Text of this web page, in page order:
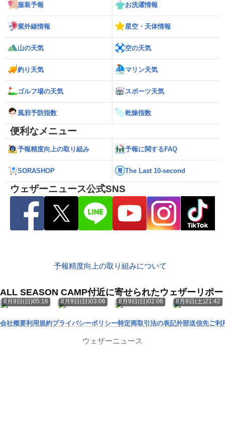
服装予報 お洗濯情報
紫外線情報 星空・天体情報
山の天気 空の天気
釣り天気 マリン天気
ゴルフ場の天気 スポーツ天気
風邪予防指数 乾燥指数
便利なメニュー
予報精度向上の取り組み 予報に関するFAQ
SORASHOP The Last 10-second
ウェザーニュース公式SNS
予報精度向上の取り組みについて
ALL SEASON CAMP付近に寄せられたウェザーリポー
8月9日(日)05:16 8月9日(日)03:06 8月9日(日)02:06 8月8日(土)21:42
会社概要利用規約プライバシーポリシー特定商取引法の表記外部送信先ご利
ウェザーニュース